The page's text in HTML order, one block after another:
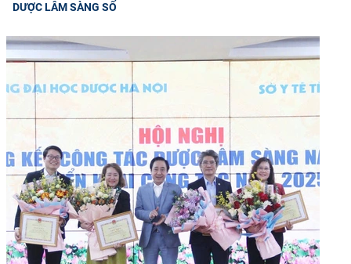
DƯỢC LÂM SÀNG SỐ